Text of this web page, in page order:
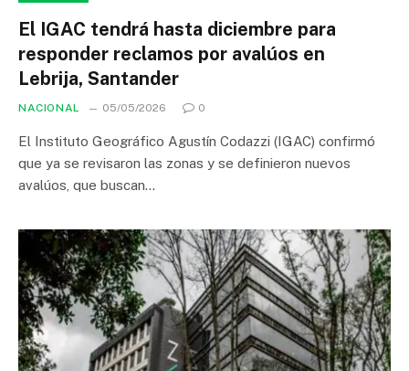
El IGAC tendrá hasta diciembre para
responder reclamos por avalúos en
Lebrija, Santander
NACIONAL 05/05/2026 0
El Instituto Geográfico Agustín Codazzi (IGAC) confirmó
que ya se revisaron las zonas y se definieron nuevos
avalúos, que buscan…